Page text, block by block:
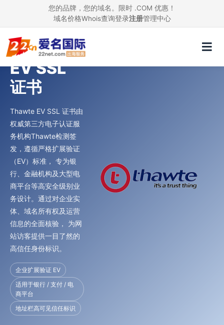
您的品牌，您的域名。限时 .COM 优惠！
域名价格Whois查询登录注册管理中心
Thawte
EV SSL
证书
Thawte EV SSL 证书由
权威第三方电子认证服
务机构Thawte检测签
发，遵循严格扩展验证
（EV）标准， 专为银
行、金融机构及大型电
商平台等高安全级别业
务设计。通过对企业实
体、域名所有权及运营
信息的全面核验， 为网
站访客提供一目了然的
高信任身份标识。
企业扩展验证 EV
适用于银行 / 支付 / 电
商平台
地址栏高可见信任标识